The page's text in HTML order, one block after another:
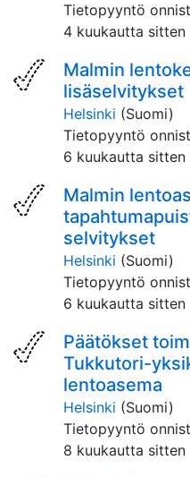
Tietopyyntö
4 kuukautta sitten
Malmin
lisäselvitykset
Helsinki (Suomi)
Tietopyyntö
6 kuukautta sitten
Malmin
selvitykset
Helsinki (Suomi)
Tietopyyntö
6 kuukautta sitten
Päätökset
Tukkutori-
lentoasema
Helsinki (Suomi)
Tietopyyntö
8 kuukautta sitten